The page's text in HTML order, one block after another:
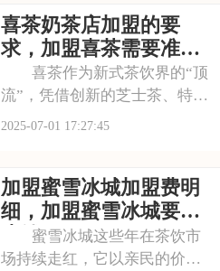
独特的商业模式所吸引，想要
借助塔斯汀的品牌力量开启自
己的创业之路。那么
喜茶奶茶店加盟的要
求，加盟喜茶需要准备
哪些资金
喜茶作为新式茶饮界的“顶
流”，凭借创新的芝士茶、特色
果茶，还有时尚的门店设计，
多少钱？需要满足哪些条件？
以下是喜茶奶茶店加盟的要
求，加盟喜茶需要
2025-07-01 17:27:45
加盟蜜雪冰城加盟费明
细，加盟蜜雪冰城要多
少钱
蜜雪冰城这些年在茶饮市
场持续走红，它以亲民的价格